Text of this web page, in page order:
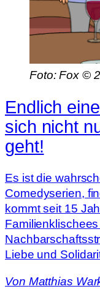
Foto: Fox ©
Endlich
sich nicht
geht!
Es ist die
Comedyserien,
kommt seit 15
Liebe und
Von Matthias